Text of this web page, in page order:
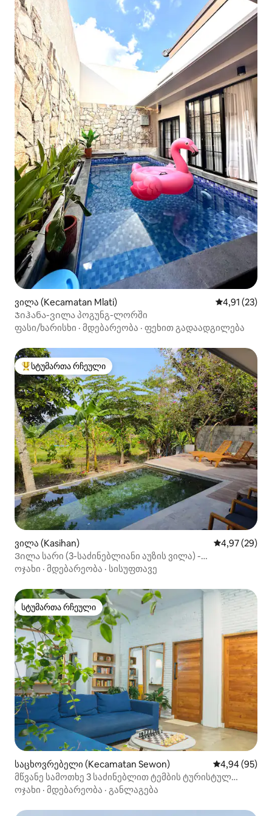
ვილა (Kecamatan Mlati) საშუალო
4,91 (23)
Ჯიჰანა-ვილა პოგუნგ-ლორში
ფასი/ხარისხი · მდებარეობა · ფეხით გადაადგილება
სტუმართა რჩეული მოწინავე ვარიანტი
სტუმართა რჩეული
ვილა (Kasihan) საშუალო
4,97 (29)
Ვილა სარი (3-საძინებლიანი აუზის ვილა) -
იოგიაკარტა
ოჯახი · მდებარეობა · სისუფთავე
სტუმართა რჩეული
სტუმართა რჩეული
საცხოვრებელი (Kecamatan Sewon) საშუალო
4,94 (95)
მწვანე სამოთხე 3 საძინებლით ტემბის ტურისტულ
სოფელში
ოჯახი · მდებარეობა · განლაგება